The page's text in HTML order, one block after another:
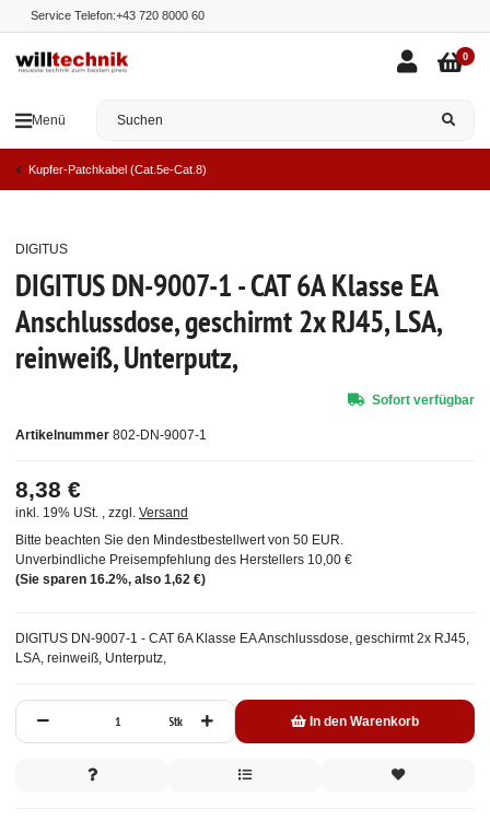
Service Telefon:+43 720 8000 60
Menü
0
Kupfer-Patchkabel (Cat.5e-Cat.8)
DIGITUS DN-9007-1 - CAT 6A Klasse EA
Anschlussdose, geschirmt 2x RJ45, LSA,
reinweiß, Unterputz,
Artikelnummer 802-DN-9007-1
DIGITUS
DIGITUS DN-9007-1 - CAT 6A Klasse EA Anschlussdose, geschirmt 2x RJ45,
LSA, reinweiß, Unterputz,
8,38 €
inkl. 19% USt. , zzgl. Versand
Bitte beachten Sie den Mindestbestellwert von 50 EUR.
Unverbindliche Preisempfehlung des Herstellers 10,00 €
(Sie sparen 16.2%, also 1,62 €)
Stk In den Warenkorb
Sofort verfügbar